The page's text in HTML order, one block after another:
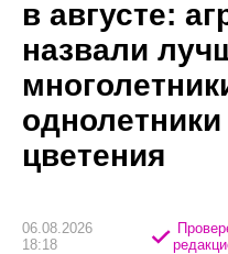
в августе:
назвали
цветения
06.08.2026
18:18